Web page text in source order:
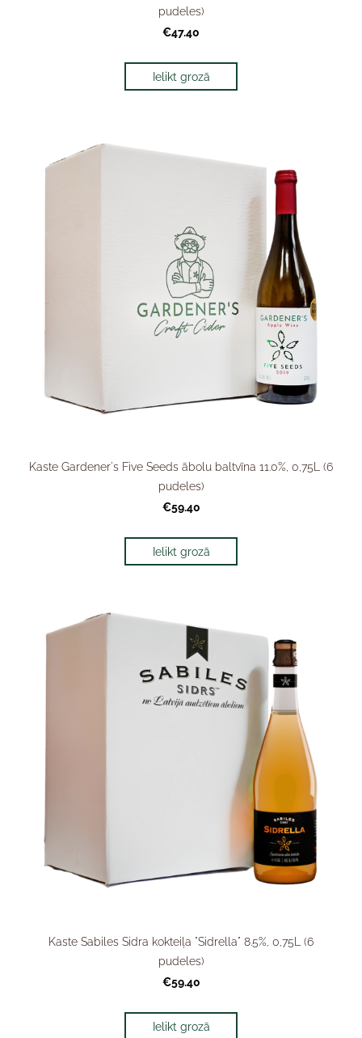
pudeles)
€47.40
Ielikt grozā
Kaste Gardener's Five Seeds ābolu baltvīna 11.0%, 0,75L (6
pudeles)
€59.40
Ielikt grozā
Kaste Sabiles Sidra kokteiļa "Sidrella" 8.5%, 0,75L (6
pudeles)
€59.40
Ielikt grozā